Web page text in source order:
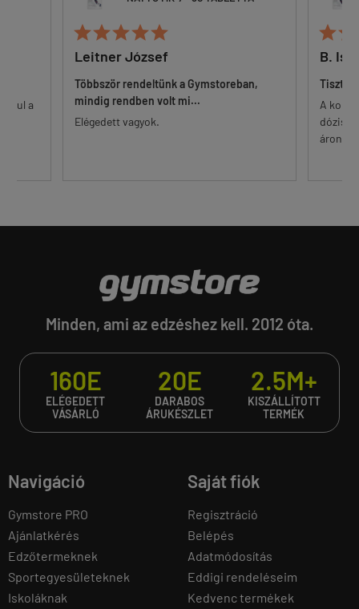
alul a

Leitner József
Többször rendeltünk a Gymstoreban,
mindig rendben volt mi...
Elégedett vagyok.

B.
A
dózisú
áron.
Minden, ami az edzéshez kell. 2012 óta.
160E
ELÉGEDETT
VÁSÁRLÓ
20E
DARABOS
ÁRUKÉSZLET
2.5M+
KISZÁLLÍTOTT
TERMÉK
Navigáció
Gymstore PRO
Ajánlatkérés
Edzőtermeknek
Sportegyesületeknek
Iskoláknak
Saját fiók
Regisztráció
Belépés
Adatmódosítás
Eddigi rendeléseim
Kedvenc termékek